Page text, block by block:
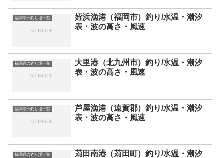
福岡県の釣り場一覧
姪浜漁港（福岡市）釣り/水温・潮汐
表・波の高さ・風速
福岡県の釣り場一覧
大里港（北九州市）釣り/水温・潮汐
表・波の高さ・風速
福岡県の釣り場一覧
芦屋漁港（遠賀郡）釣り/水温・潮汐
表・波の高さ・風速
福岡県の釣り場一覧
苅田南港（苅田町）釣り/水温・潮汐